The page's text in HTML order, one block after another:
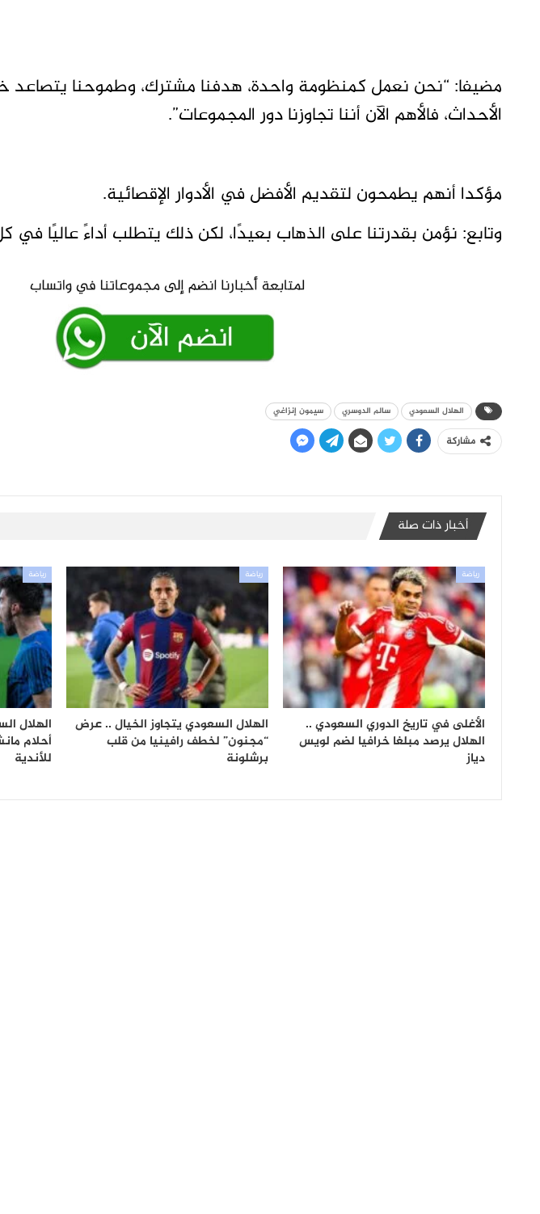
مضيفا: “نحن نعمل كمنظومة واحدة، هدفنا مشترك، وطموحنا يتصاعد
الأحداث، فالأهم الآن أننا تجاوزنا دور المجموعات”.
مؤكدا أنهم يطمحون لتقديم الأفضل في الأدوار الإقصائية.
وتابع: نؤمن بقدرتنا على الذهاب بعيدًا، لكن ذلك يتطلب أداءً عاليًا في
الهلال السعودي سالم الدوسري سيمون إنزاغي
مشاركة
أخبار ذات صلة
رياضة
الأغلى في تاريخ الدوري السعودي ..
الهلال يرصد مبلغا خرافيا لضم لويس
دياز
رياضة
الهلال السعودي يتجاوز الخيال .. عرض
“مجنون” لخطف رافينيا من قلب
برشلونة
رياضة
الهلال
أحلام
للأندية